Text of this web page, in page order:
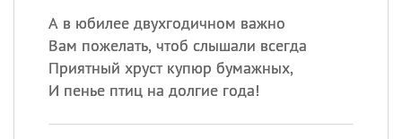
А в юбилее двухгодичном важно
Вам пожелать, чтоб слышали всегда
Приятный хруст купюр бумажных,
И пенье птиц на долгие года!